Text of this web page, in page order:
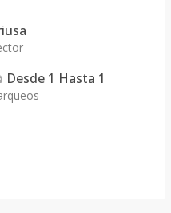
Desde 1 Hasta 1